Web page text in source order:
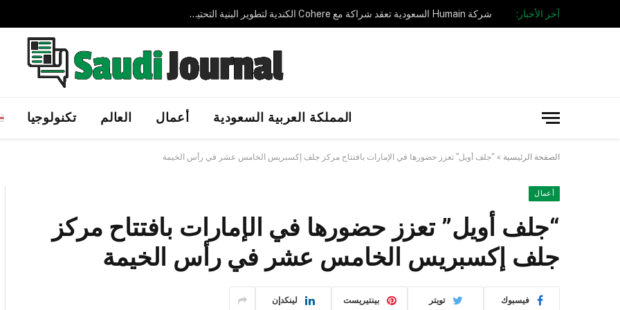
آخر الأخبار: شركة AVELIN AI الإماراتية الناشئة تجمع 3.7 مليون دولار لتوسيع حلول الذكاء الاصطناعي السيادي عالميًا
المملكة العربية السعودية أعمال العالم تكنولوجيا
الصفحة الرئيسية » “جلف أويل” تعزز حضورها في الإمارات بافتتاح مركز جلف إكسبريس الخامس عشر في رأس الخيمة
أعمال
“جلف أويل” تعزز حضورها في الإمارات بافتتاح مركز
جلف إكسبريس الخامس عشر في رأس الخيمة
فيسبوك تويتر بينتيريست لينكدإن